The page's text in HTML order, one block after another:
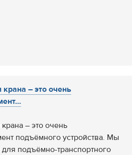
– это очень
– это очень
подъёмного устройства. Мы
подъёмно-транспортного